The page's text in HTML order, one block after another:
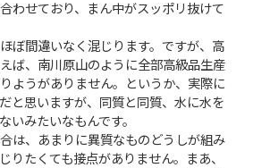
わせており、まん中がスッポリ抜けて
ぼ間違いなく混じります。ですが、高
ば、南川原山のように全部高級品生産
ようがありません。というか、実際に
と思いますが、同質と同質、水に水を
いみたいなもんです。
は、あまりに異質なものどうしが組み
りたくても接点がありません。まあ、